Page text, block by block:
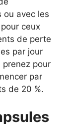
ou avec les
ceux
de perte
par jour
prenez pour
par
de 20 %.